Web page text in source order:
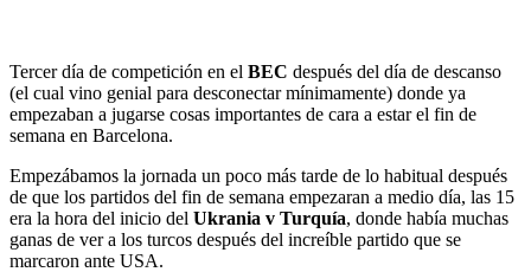
Tercer día de competición en el BEC después del día de descanso
(el cual vino genial para desconectar mínimamente) donde ya
empezaban a jugarse cosas importantes de cara a estar el fin de
semana en Barcelona.
Empezábamos la jornada un poco más tarde de lo habitual después
de que los partidos del fin de semana empezaran a medio día, las 15
era la hora del inicio del Ukrania v Turquía, donde había muchas
ganas de ver a los turcos después del increíble partido que se
marcaron ante USA.